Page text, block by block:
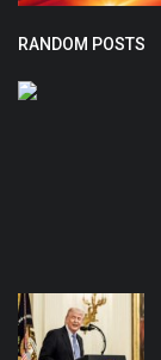
RANDOM POSTS